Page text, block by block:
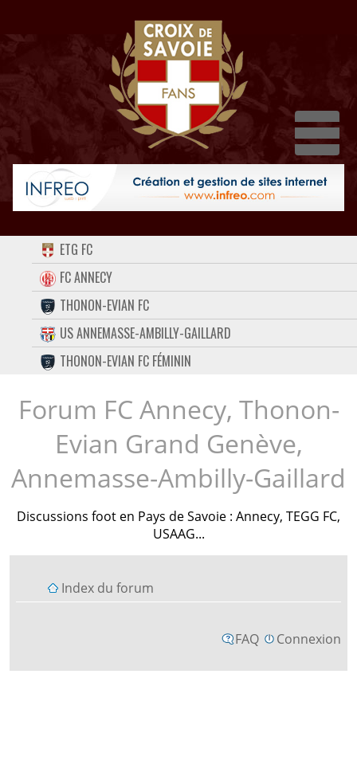
ACCUEIL
FORUM
CONTACT
FACEBOOK
TWITTER
INSTAGRAM
ETG FC
FC ANNECY
THONON-EVIAN FC
US ANNEMASSE-AMBILLY-GAILLARD
THONON-EVIAN FC FÉMININ
Forum FC Annecy, Thonon-
Evian Grand Genève,
Annemasse-Ambilly-Gaillard
Discussions foot en Pays de Savoie : Annecy, TEGG FC,
USAAG...
Index du forum
FAQ Connexion